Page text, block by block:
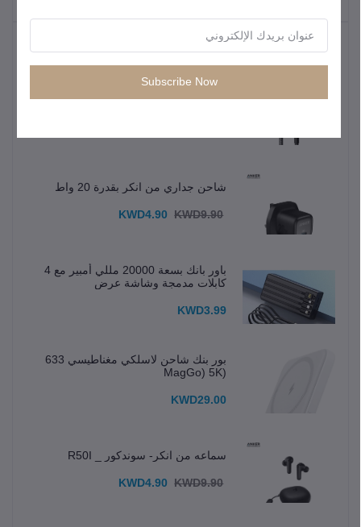
المنتجات الأكثر مبيعًا
شاحن جداري من انكر بقدرة 20 واط
KWD4.90 KWD9.90
باور بانك بسعة 20000 مللي أمبير مع 4
كابلات مدمجة وشاشة عرض
KWD3.99
بور بنك شاحن لاسلكي مغناطيسي 633
(MagGo) 5K
KWD29.00
سماعه من انكر- سوندكور _ R50I
KWD4.90 KWD9.90
Subscribe Now